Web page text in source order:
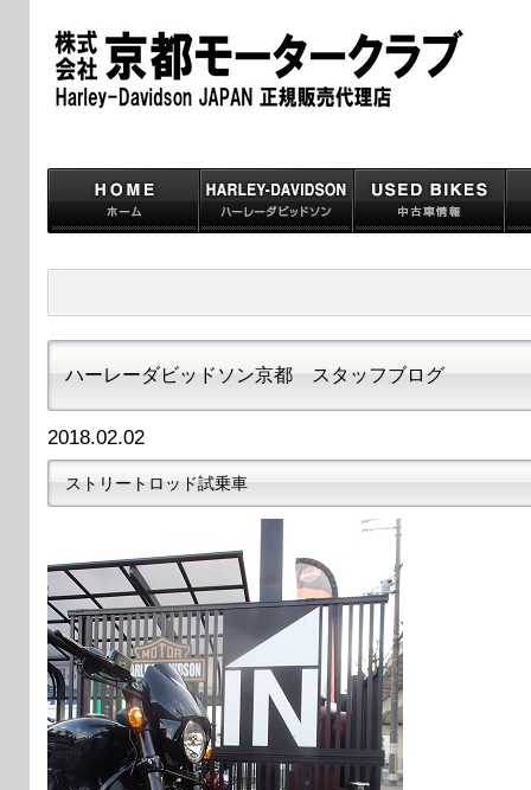
ハーレーダビッドソン京都 スタッフブログ
2018.02.02
ストリートロッド試乗車